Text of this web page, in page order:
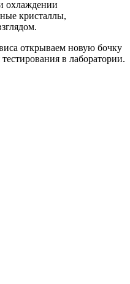
охлаждении
кристаллы,
открываем новую бочку
в лаборатории.